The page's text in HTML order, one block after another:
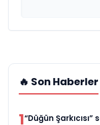
🔥 Son Haberler
1“Düğün